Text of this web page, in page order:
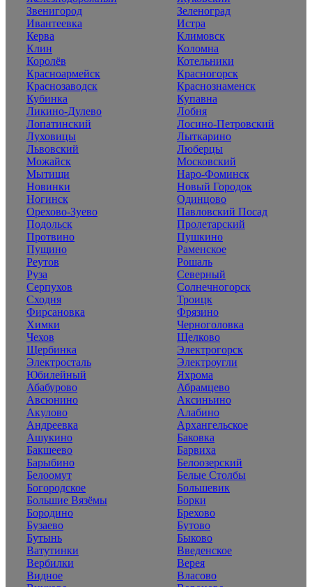
Звенигород
Зеленоград
Ивантеевка
Истра
Керва
Климовск
Клин
Коломна
Королёв
Котельники
Красноармейск
Красногорск
Краснозаводск
Краснознаменск
Кубинка
Купавна
Ликино-Дулево
Лобня
Лопатинский
Лосино-Петровский
Луховицы
Лыткарино
Львовский
Люберцы
Можайск
Московский
Мытищи
Наро-Фоминск
Новинки
Новый Городок
Ногинск
Одинцово
Орехово-Зуево
Павловский Посад
Подольск
Пролетарский
Протвино
Пушкино
Пущино
Раменское
Реутов
Рошаль
Руза
Северный
Серпухов
Солнечногорск
Сходня
Троицк
Фирсановка
Фрязино
Химки
Черноголовка
Чехов
Щелково
Щербинка
Электрогорск
Электросталь
Электроугли
Юбилейный
Яхрома
Абабурово
Абрамцево
Авсюнино
Аксиньино
Акулово
Алабино
Андреевка
Архангельское
Ашукино
Баковка
Бакшеево
Барвиха
Барыбино
Белоозерский
Белоомут
Белые Столбы
Богородское
Большевик
Большие Вязёмы
Борки
Бородино
Брехово
Бузаево
Бутово
Бутынь
Быково
Ватутинки
Введенское
Вербилки
Верея
Видное
Власово